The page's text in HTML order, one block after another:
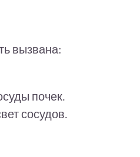
вызвана:
почек.
сосудов.